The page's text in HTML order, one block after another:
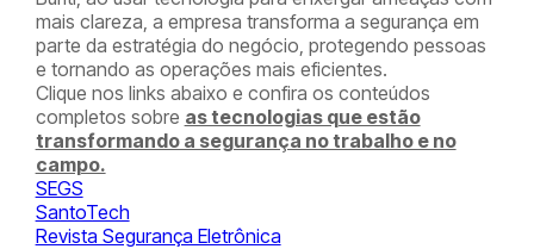
mais clareza, a empresa transforma a segurança em
parte da estratégia do negócio, protegendo pessoas
e tornando as operações mais eficientes.
Clique nos links abaixo e confira os conteúdos
completos sobre as tecnologias que estão
transformando a segurança no trabalho e no
campo.
SEGS
SantoTech
Revista Segurança Eletrônica